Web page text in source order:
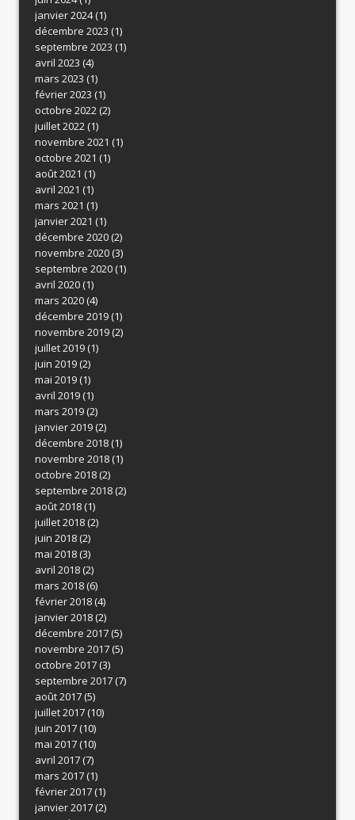
janvier 2024(1)
décembre 2023 (1)
septembre 2023 (1)
avril 2023 (4)
mars 2023 (1)
février 2023 (1)
octobre 2022(2)
juillet 2022(1)
novembre 2021 (1)
octobre 2021 (1)
août 2021 (1)
avril 2021 (1)
mars 2021 (1)
janvier 2021 (1)
décembre 2020(2)
novembre 2020(3)
septembre 2020(1)
avril 2020(1)
mars 2020(4)
décembre 2019(1)
novembre 2019(2)
juillet 2019(1)
juin 2019(2)
mai 2019(1)
avril 2019(1)
mars 2019(2)
janvier 2019(2)
décembre 2018(1)
novembre 2018(1)
octobre 2018(2)
septembre 2018(2)
août 2018(1)
juillet 2018(2)
juin 2018(2)
mai 2018(3)
avril 2018(2)
mars 2018(6)
février 2018(4)
janvier 2018(2)
décembre 2017(5)
novembre 2017(5)
octobre 2017(3)
septembre 2017(7)
août 2017(5)
juillet 2017(10)
juin 2017(10)
mai 2017(10)
avril 2017(7)
mars 2017(1)
février 2017(1)
janvier 2017(2)